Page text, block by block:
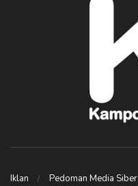
Iklan Pedoman Media Siber